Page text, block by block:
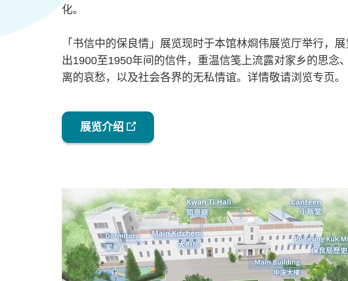
化。
「书信中的保良情」展览现时于本馆林烱伟展览厅举行，
出1900至1950年间的信件，重温信笺上流露对家乡的思念
离的哀愁，以及社会各界的无私情谊。详情敬请浏览专页。
展览介绍